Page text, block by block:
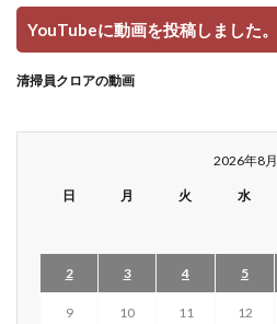
YouTubeに動画を投稿しました。
清掃員クロアの動画
2026年8月
日 月 火 水
2 3 4 5
9 10 11 12